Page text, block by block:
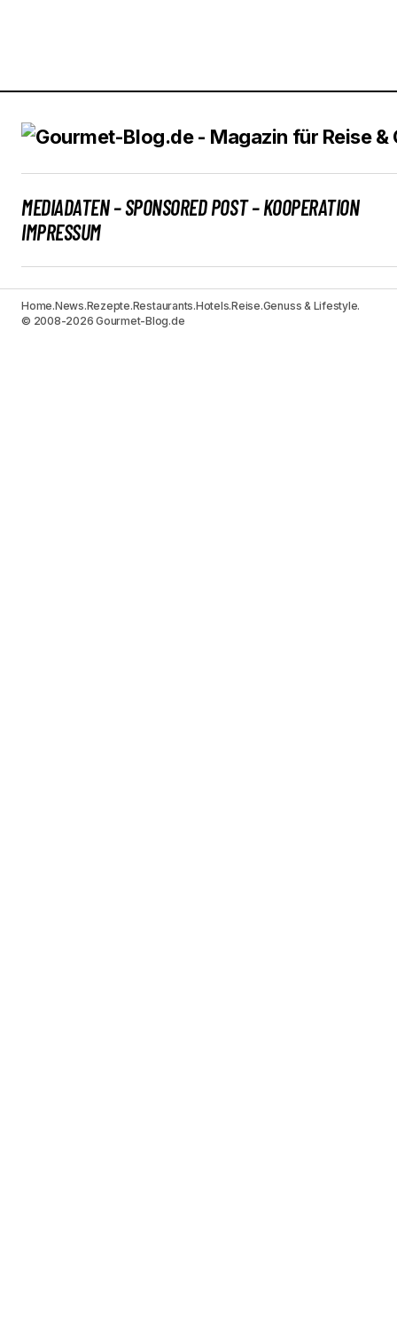
MEDIADATEN – SPONSORED POST – KOOPERATION
IMPRESSUM
Home.News.Rezepte.Restaurants.Hotels.Reise.Genuss & Lifestyle.
© 2008-2026 Gourmet-Blog.de